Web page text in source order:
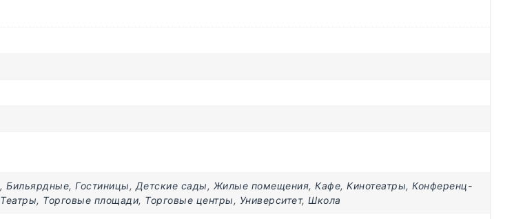
, Бильярдные, Гостиницы, Детские сады, Жилые помещения, Кафе, Кинотеатры, Конференц-
Театры, Торговые площади, Торговые центры, Университет, Школа